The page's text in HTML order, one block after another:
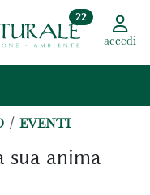
22
accedi
EVENTI
sua anima